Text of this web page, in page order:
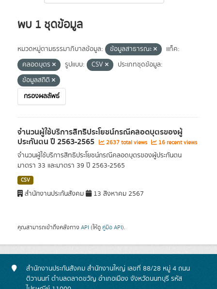
พบ 1 ชุดข้อมูล
หมวดหมู่ตามธรรมาภิบาลข้อมูล: ข้อมูลสาธารณะ
แท็ค:
คลอดบุตร
รูปแบบ: CSV
ประเภทชุดข้อมูล:
ข้อมูลสถิติ
กรองผลลัพธ์
จำนวนผู้ใช้บริการสิทธิประโยชน์กรณีคลอดบุตรของผู้
ประกันตน ปี 2563-2565 2637 total views 16 recent views
จำนวนผู้ใช้บริการสิทธิประโยชน์กรณีคลอดบุตรของผู้ประกันตน
มาตรา 33 และมาตรา 39 ปี 2563-2565
CSV
สำนักงานประกันสังคม 13 สิงหาคม 2567
คุณสามารถเข้าถึงคลังทาง API (ให้ดู คู่มือ API).
สำนักงานประกันสังคม สำนักงานใหญ่ เลขที่ 88/28 หมู่ 4 ถนน
ติวานนท์ ตำบลตลาดขวัญ อำเภอเมือง จังหวัดนนทบุรี รหัส